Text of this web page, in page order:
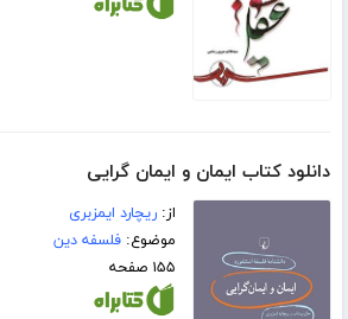
دانلود کتاب ایمان و ایمان گرایی
از:ریچارد ایمزبری
موضوع:فلسفه دین
۱۵۵ صفحه